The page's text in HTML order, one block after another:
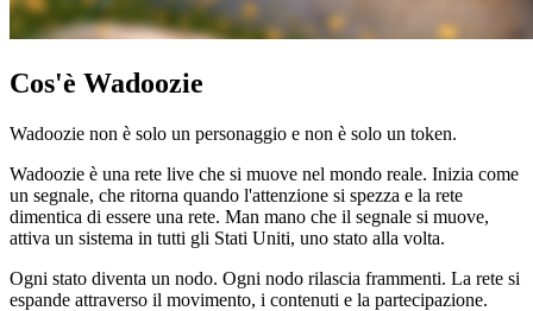
Cos'è Wadoozie
Wadoozie non è solo un personaggio e non è solo un token.
Wadoozie è una rete live che si muove nel mondo reale. Inizia come
un segnale, che ritorna quando l'attenzione si spezza e la rete
dimentica di essere una rete. Man mano che il segnale si muove,
attiva un sistema in tutti gli Stati Uniti, uno stato alla volta.
Ogni stato diventa un nodo. Ogni nodo rilascia frammenti. La rete si
espande attraverso il movimento, i contenuti e la partecipazione.